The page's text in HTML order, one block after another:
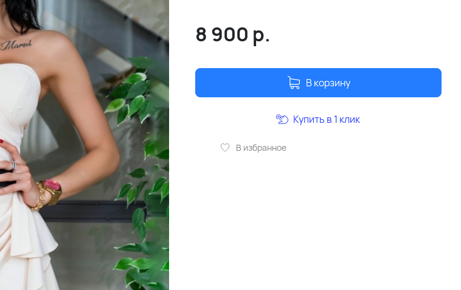
8 900 р.
В корзину
В избранное
Купить в 1 клик